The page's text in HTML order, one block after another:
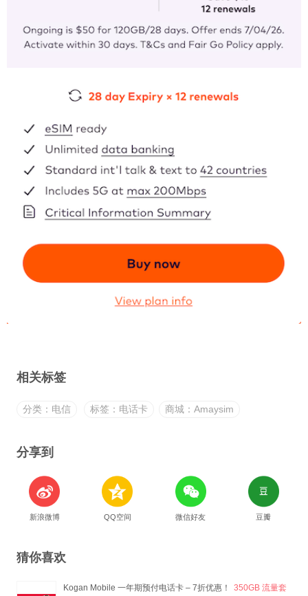
相关标签
分类：电信 标签：电话卡 商城：Amaysim
分享到
新浪微博 QQ空间 微信好友 豆瓣
猜你喜欢
Kogan Mobile 一年期预付电话卡 – 7折优惠！
350GB 流量套